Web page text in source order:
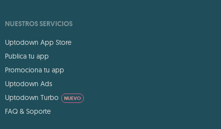
NUESTROS SERVICIOS
Uptodown App Store
Publica tu app
Promociona tu app
Uptodown Ads
Uptodown Turbo
NUEVO
FAQ & Soporte